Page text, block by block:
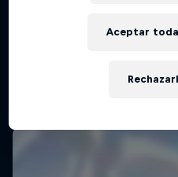
Aceptar